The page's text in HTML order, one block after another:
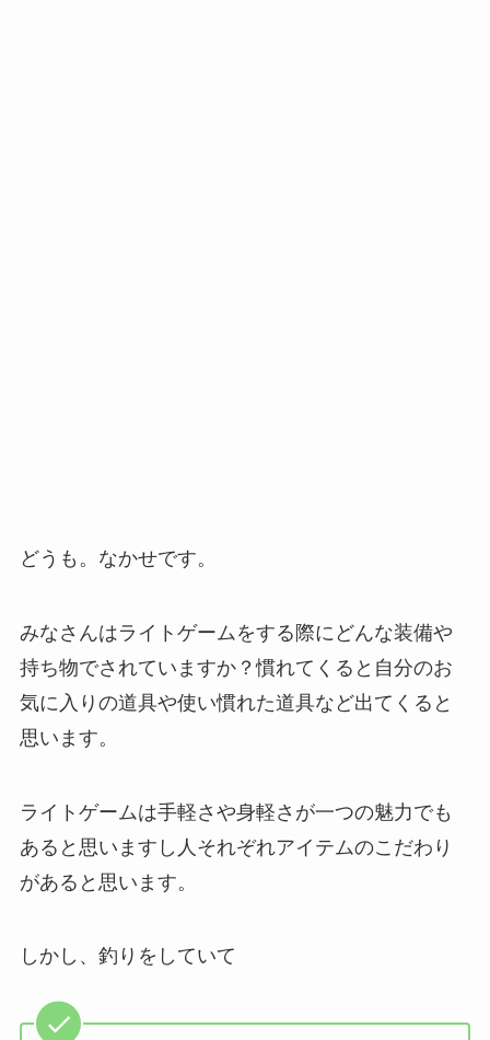
どうも。なかせです。
みなさんはライトゲームをする際にどんな装備や
持ち物でされていますか？慣れてくると自分のお
気に入りの道具や使い慣れた道具など出てくると
思います。
ライトゲームは手軽さや身軽さが一つの魅力でも
あると思いますし人それぞれアイテムのこだわり
があると思います。
しかし、釣りをしていて